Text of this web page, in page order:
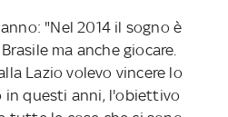
"Nel 2014 il sogno è
ma anche giocare.
Lazio volevo vincere lo
in questi anni, l'obiettivo